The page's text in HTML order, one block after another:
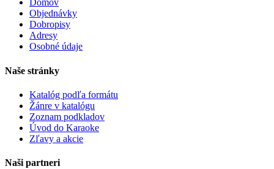
Domov
Objednávky
Dobropisy
Adresy
Osobné údaje
Naše stránky
Katalóg podľa formátu
Žánre v katalógu
Zoznam podkladov
Úvod do Karaoke
Zľavy a akcie
Naši partneri